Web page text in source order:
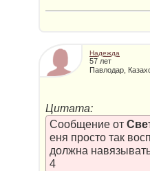
Надежда
57 лет
Павлодар,
Цитата:
Сообщение от
еня просто так
должна
4